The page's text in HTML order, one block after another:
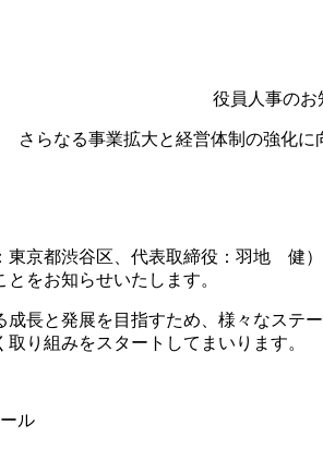
役員人事のお
さらなる事業拡大と経営体制の強化
東京都渋谷区、代表取締役：羽地 健
をお知らせいたします。
成長と発展を目指すため、様々なステ
り組みをスタートしてまいります。
ル